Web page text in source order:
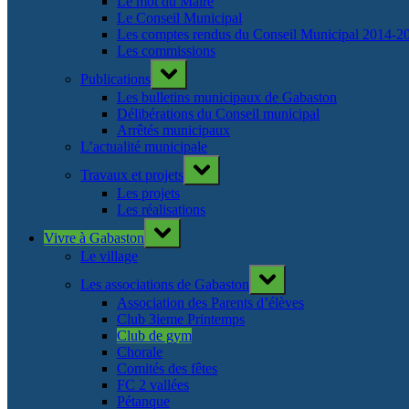
Le Conseil Municipal
Les comptes rendus du Conseil Municipal 2014-
Les commissions
Publications
Toggle
sub-
menu
Les bulletins municipaux de Gabaston
Délibérations du Conseil municipal
Arrêtés municipaux
L’actualité municipale
Travaux et projets
Toggle
sub-
Les projets
Les réalisations
Vivre à Gabaston
Toggle
sub-
Le village
Les associations de Gabaston
Toggle
sub-
menu
Association des Parents d’élèves
Club 3ieme Printemps
Club de gym
Chorale
Comités des fêtes
FC 2 vallées
Pétanque